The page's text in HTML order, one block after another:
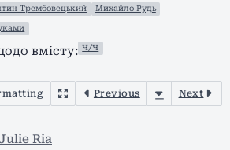
Трембовецький Михайло Рудь
вмісту: Ч/Ч
Previous Next
Ria